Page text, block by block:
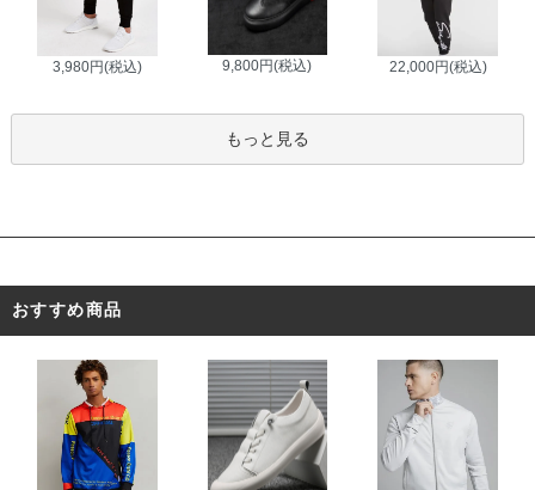
3,980円(税込) 9,800円(税込) 22,000円(税込)
もっと見る
おすすめ商品